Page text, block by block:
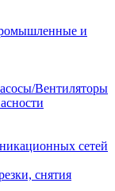
и
Вентиляторы
сетей
снятия